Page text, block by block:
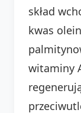
skład
kwas
witaminy